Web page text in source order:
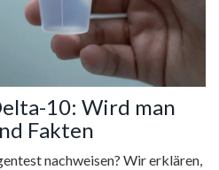
10: Wird man
Fakten
nachweisen? Wir erklären,